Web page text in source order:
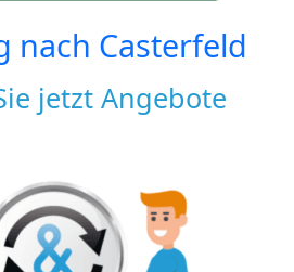
nach Casterfeld
jetzt Angebote